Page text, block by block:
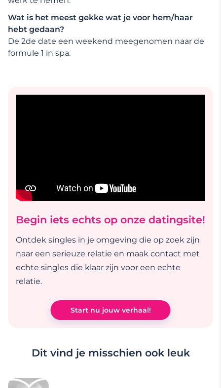
Wat is het meest gekke wat je voor hem/haar
hebt gedaan?
De 2de date een weekend meegenomen naar de
formule 1 in spa.
Begin iets echts op onze datingsite!
Ontdek singles in je omgeving die op zoek zijn
naar een serieuze relatie en maak contact met
echte singles die klaar zijn voor een echte
relatie.
Start nu jouw verhaal!
Dit vind je misschien ook leuk